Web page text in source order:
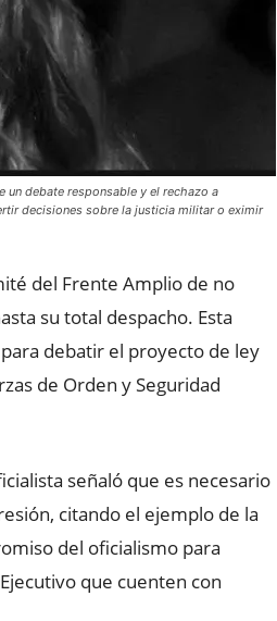
debate responsable y el rechazo a
decisiones sobre la justicia militar o eximir
del Frente Amplio de no
su total despacho. Esta
debatir el proyecto de ley
de Orden y Seguridad
señaló que es necesario
citando el ejemplo de la
del oficialismo para
que cuenten con